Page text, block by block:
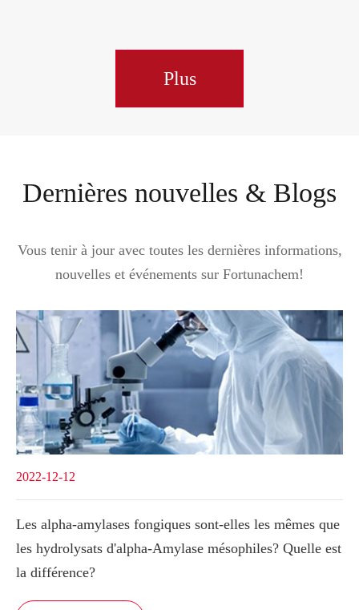
Plus
Dernières nouvelles & Blogs
Vous tenir à jour avec toutes les dernières informations,
nouvelles et événements sur Fortunachem!
2022-12-12
Les alpha-amylases fongiques sont-elles les mêmes que
les hydrolysats d'alpha-Amylase mésophiles? Quelle est
la différence?